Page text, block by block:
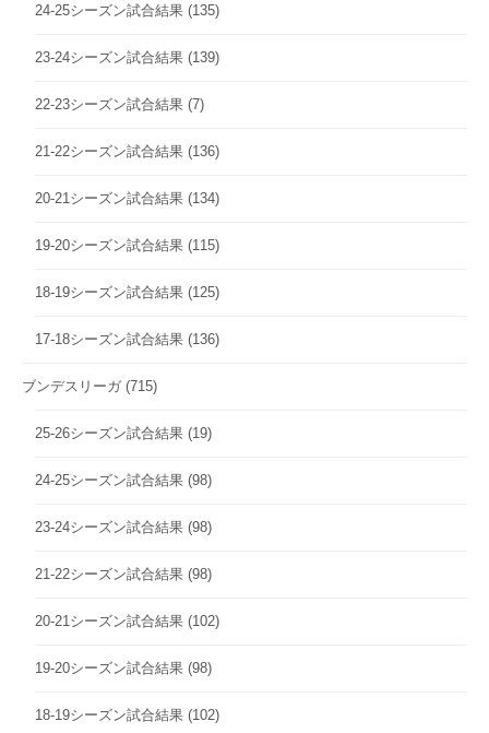
24-25シーズン試合結果 (135)
23-24シーズン試合結果 (139)
22-23シーズン試合結果 (7)
21-22シーズン試合結果 (136)
20-21シーズン試合結果 (134)
19-20シーズン試合結果 (115)
18-19シーズン試合結果 (125)
17-18シーズン試合結果 (136)
ブンデスリーガ (715)
25-26シーズン試合結果 (19)
24-25シーズン試合結果 (98)
23-24シーズン試合結果 (98)
21-22シーズン試合結果 (98)
20-21シーズン試合結果 (102)
19-20シーズン試合結果 (98)
18-19シーズン試合結果 (102)